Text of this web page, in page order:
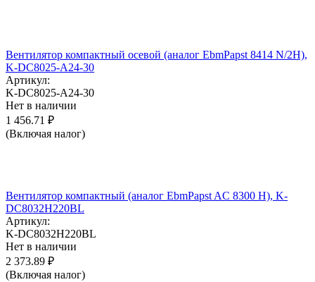
Вентилятор компактный осевой (аналог EbmPapst 8414 N/2H),
K-DC8025-A24-30
Артикул:
K-DC8025-A24-30
Нет в наличии
1 456.71 ₽
(Включая налог)
Вентилятор компактный (аналог EbmPapst AC 8300 H), K-
DC8032H220BL
Артикул:
K-DC8032H220BL
Нет в наличии
2 373.89 ₽
(Включая налог)